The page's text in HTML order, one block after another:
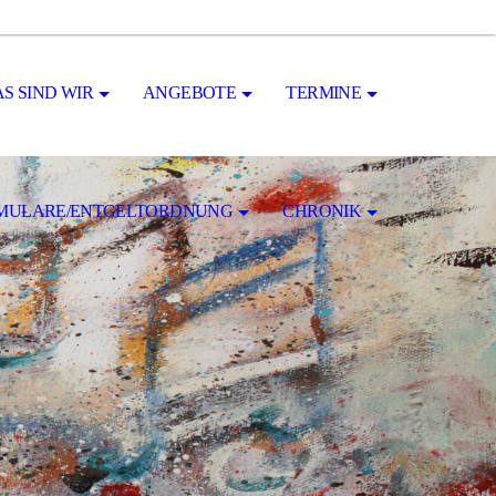
SIND WIR ANGEBOTE TERMINE
ENTGELTORDNUNG CHRONIK